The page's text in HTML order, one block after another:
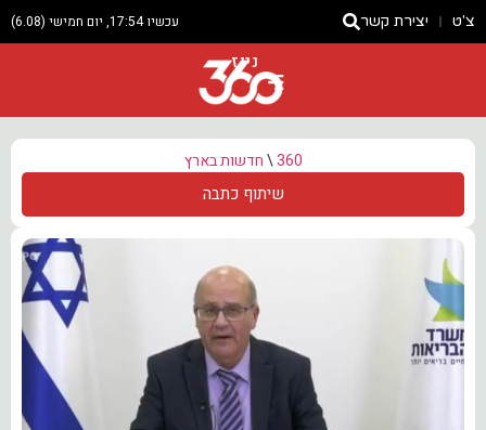
צ'ט יצירת קשר עכשיו 17:54, יום חמישי (6.08)
ניוז
360
\חדשות בארץ
שיתוף כתבה